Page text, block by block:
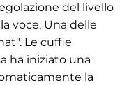
del livello
voce. Una delle
Le cuffie
ha iniziato una
la